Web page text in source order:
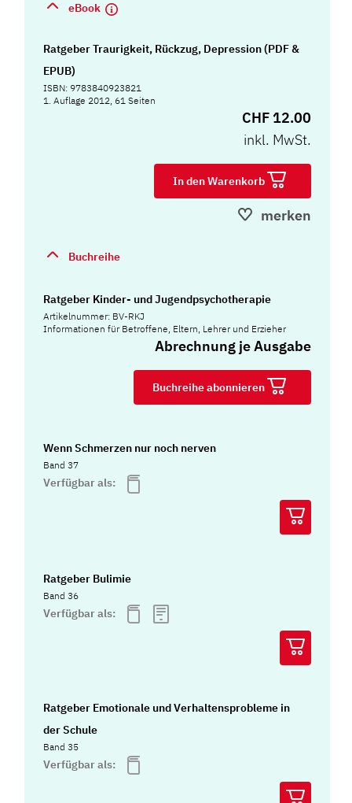
eBook
Ratgeber Traurigkeit, Rückzug, Depression (PDF &
EPUB)
ISBN: 9783840923821
1. Auflage 2012, 61 Seiten
CHF 12.00
inkl. MwSt.
In den Warenkorb
merken
Buchreihe
Ratgeber Kinder- und Jugendpsychotherapie
Artikelnummer: BV-RKJ
Informationen für Betroffene, Eltern, Lehrer und Erzieher
Abrechnung je Ausgabe
Buchreihe abonnieren
Wenn Schmerzen nur noch nerven
Band 37
Verfügbar als:
Ratgeber Bulimie
Band 36
Verfügbar als:
Ratgeber Emotionale und Verhaltensprobleme in
der Schule
Band 35
Verfügbar als: